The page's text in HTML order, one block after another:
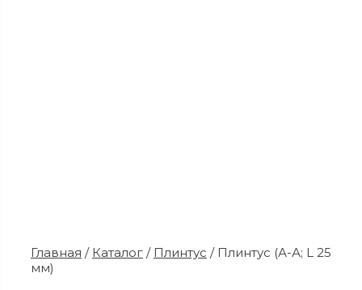
Главная / Каталог / Плинтус / Плинтус (А-А; L 25
мм)